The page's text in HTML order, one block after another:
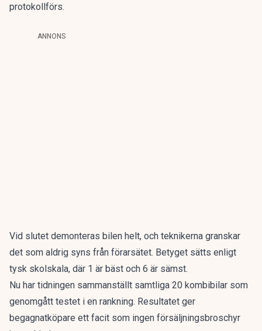
protokollförs.
ANNONS
Vid slutet demonteras bilen helt, och teknikerna granskar
det som aldrig syns från förarsätet. Betyget sätts enligt
tysk skolskala, där 1 är bäst och 6 är sämst.
Nu har tidningen sammanställt samtliga 20 kombibilar som
genomgått testet i en rankning. Resultatet ger
begagnatköpare ett facit som ingen försäljningsbroschyr